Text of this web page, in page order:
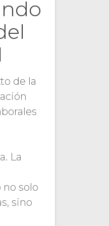
de la
La
solo
sino